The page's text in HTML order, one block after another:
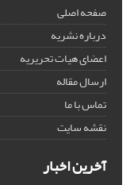
صفحه اصلی
درباره نشریه
اعضای هیات تحریریه
ارسال مقاله
تماس با ما
نقشه سایت
آخرین اخبار